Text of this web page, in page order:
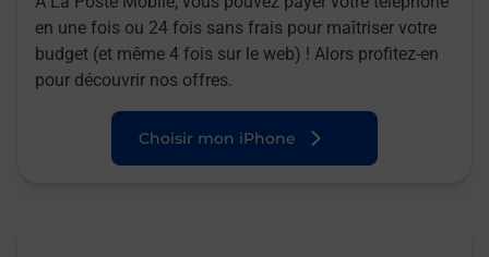
en une fois ou 24 fois sans frais pour maîtriser votre
budget (et même 4 fois sur le web) ! Alors profitez-en
pour découvrir nos offres.
Choisir mon iPhone